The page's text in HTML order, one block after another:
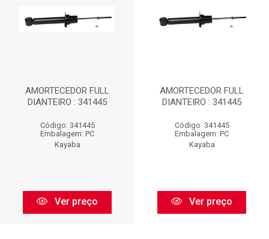
AMORTECEDOR FULL
DIANTEIRO : 341445
Código: 341445
Embalagem: PC
Kayaba
Ver preço
AMORTECEDOR FULL
DIANTEIRO : 341445
Código: 341445
Embalagem: PC
Kayaba
Ver preço